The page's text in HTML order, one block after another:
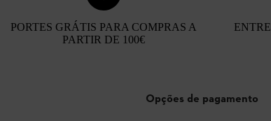
PORTES GRÁTIS PARA COMPRAS A
PARTIR DE 100€
Opções de pagamento